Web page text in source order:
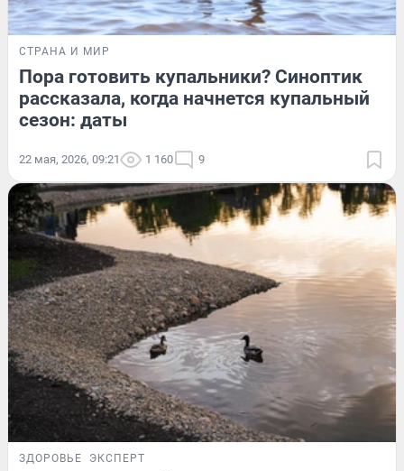
СТРАНА И МИР
Пора готовить купальники? Синоптик
рассказала, когда начнется купальный
сезон: даты
22 мая, 2026, 09:21 1 160 9
ЗДОРОВЬЕ ЭКСПЕРТ